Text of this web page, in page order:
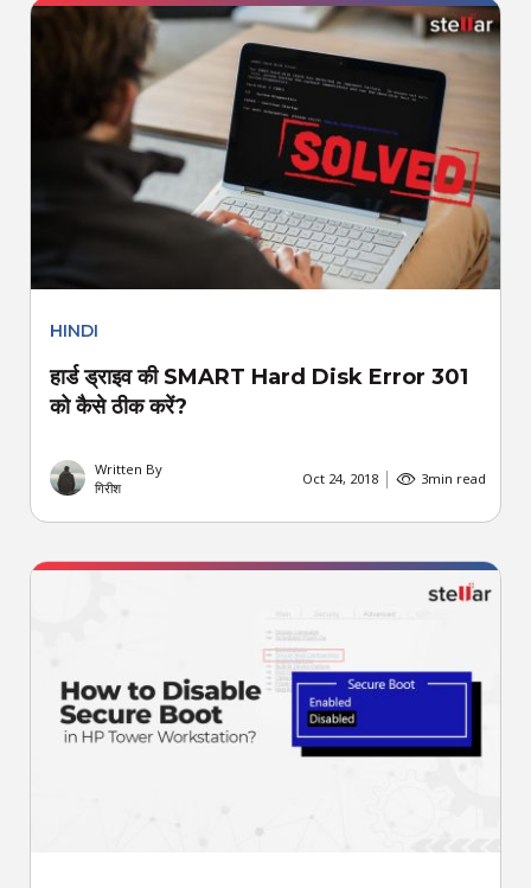
HINDI
हार्ड ड्राइव की SMART Hard Disk Error 301
को कैसे ठीक करें?
Written By
गिरीश
Oct 24, 2018 3min read